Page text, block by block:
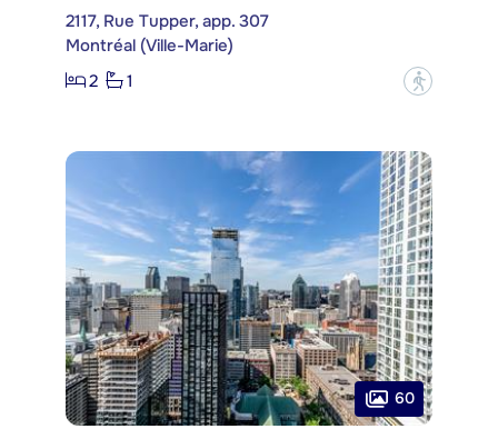
2117, Rue Tupper, app. 307
Montréal (Ville-Marie)
2
1 ?
60